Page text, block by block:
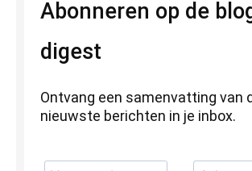
Abonneren op de
digest
Ontvang een samenvatting van
nieuwste berichten in je inbox.